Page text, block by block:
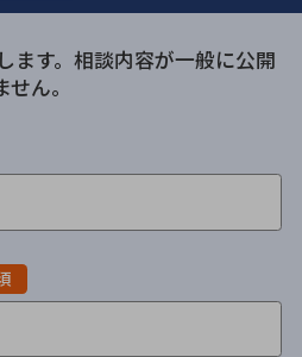
ます。相談内容が一般に公開
ん。